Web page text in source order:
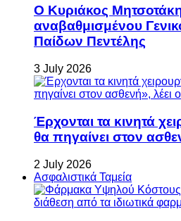
Ο Κυριάκος
αναβαθμισμένου
Παίδων Πεντέλης
3 July 2026
Έρχονται τα κινητά
θα πηγαίνει στον
2 July 2026
Ασφαλιστικά Ταμεία